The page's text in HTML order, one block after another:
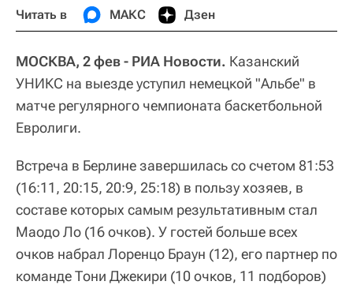
Читать в МАКС Дзен
МОСКВА, 2 фев - РИА Новости. Казанский
УНИКС на выезде уступил немецкой "Альбе" в
матче регулярного чемпионата баскетбольной
Евролиги.
Встреча в Берлине завершилась со счетом 81:53
(16:11, 20:15, 20:9, 25:18) в пользу хозяев, в
составе которых самым результативным стал
Маодо Ло (16 очков). У гостей больше всех
очков набрал Лоренцо Браун (12), его партнер по
команде Тони Джекири (10 очков, 11 подборов)